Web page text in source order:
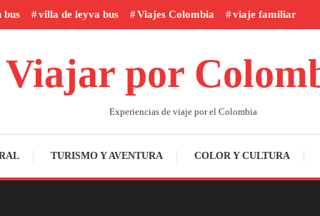
bus villa de leyva bus Viajes Colombia viaje familiar
Viajar por
Experiencias de viaje por el Colombia
TURISMO Y AVENTURA COLOR Y CULTURA